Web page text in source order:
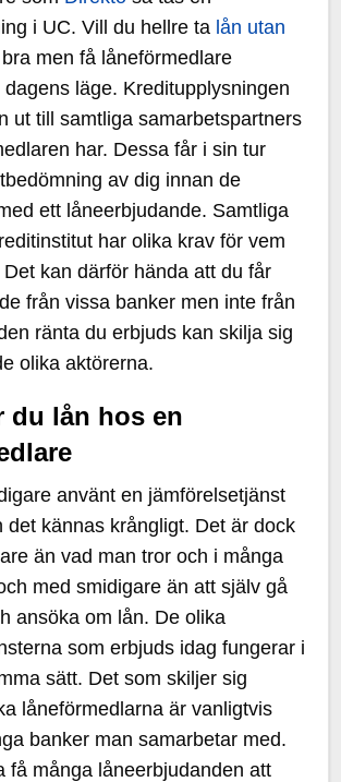
i UC. Vill du hellre ta lån utan
men få låneförmedlare
läge. Kreditupplysningen
ut till samtliga samarbetspartners
har. Dessa får i sin tur
av dig innan de
ett låneerbjudande. Samtliga
har olika krav för vem
kan därför hända att du får
från vissa banker men inte från
ränta du erbjuds kan skilja sig
olika aktörerna.
du lån hos en
använt en jämförelsetjänst
det kännas krångligt. Det är dock
än vad man tror och i många
med smidigare än att själv gå
ansöka om lån. De olika
som erbjuds idag fungerar i
sätt. Det som skiljer sig
låneförmedlarna är vanligtvis
banker man samarbetar med.
få många låneerbjudanden att